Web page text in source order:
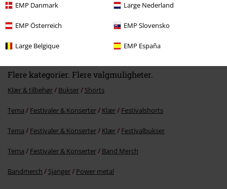
EMP Danmark Large Nederland
EMP Österreich EMP Slovensko
Large Belgique EMP España
Flere kategorier. Flere valgmuligheter.
Klær & tilbehør Bukser Shorts
Tema Festivaler & Konserter Klær Festivalshorts
Tema Festivaler & Konserter Klær Festivalbukser
Tema Festivaler & Konserter Band Merch
Bandmerch Sjanger Power metal